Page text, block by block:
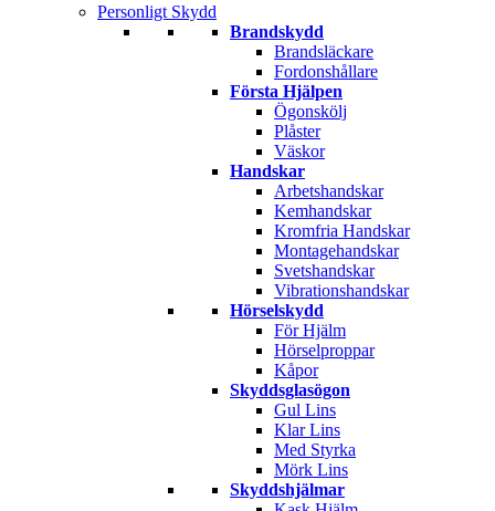
Personligt Skydd
Brandskydd
Brandsläckare
Fordonshållare
Första Hjälpen
Ögonskölj
Plåster
Väskor
Handskar
Arbetshandskar
Kemhandskar
Kromfria Handskar
Montagehandskar
Svetshandskar
Vibrationshandskar
Hörselskydd
För Hjälm
Hörselproppar
Kåpor
Skyddsglasögon
Gul Lins
Klar Lins
Med Styrka
Mörk Lins
Skyddshjälmar